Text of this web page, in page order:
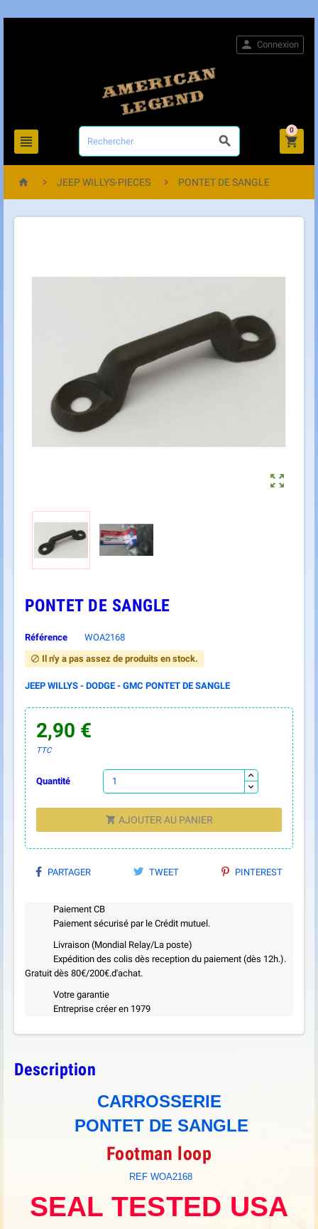
 
 Connexion

0
  JEEP WILLYS-PIECES  PONTET DE SANGLE

PONTET DE SANGLE
Référence WOA2168
 Il n'y a pas assez de produits en stock.
JEEP WILLYS - DODGE - GMC PONTET DE SANGLE
2,90 €
TTC
Quantité
 AJOUTER AU PANIER
PARTAGER TWEET PINTEREST
Paiement CB
Paiement sécurisé par le Crédit mutuel.
Livraison (Mondial Relay/La poste)
Expédition des colis dès reception du paiement (dès 12h.).
Gratuit dès 80€/200€.d'achat.
Votre garantie
Entreprise créer en 1979
Description
CARROSSERIE
PONTET DE SANGLE
Footman loop
REF WOA2168
SEAL TESTED USA